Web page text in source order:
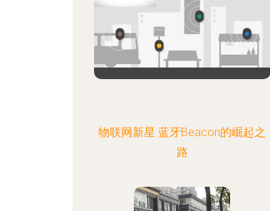
物联网新星 蓝牙Beacon的崛起之
路